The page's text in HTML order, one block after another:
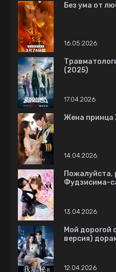
Без ума от
16.05.2026
(2025)
17.04.2026
Жена принца
14.04.2026
Пожалуйста,
Фудзисима-
13.04.2026
Мой дорогой
версия)
12.04.2026